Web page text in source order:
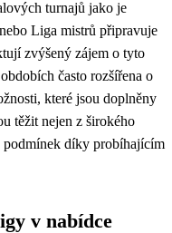
turnajů jako je
Liga mistrů připravuje
zvýšený zájem o tyto
často rozšířena o
které jsou doplněny
těžit nejen z širokého
podmínek díky probíhajícím
v nabídce